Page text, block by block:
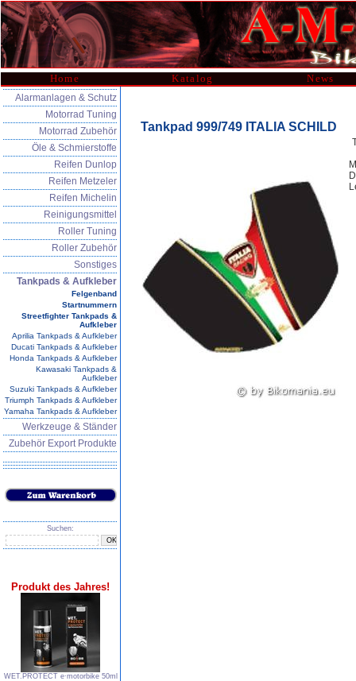
Home Katalog News
Alarmanlagen & Schutz
Motorrad Tuning
Motorrad Zubehör
Öle & Schmierstoffe
Reifen Dunlop
Reifen Metzeler
Reifen Michelin
Reinigungsmittel
Roller Tuning
Roller Zubehör
Sonstiges
Tankpads & Aufkleber
Felgenband
Startnummern
Streetfighter Tankpads &
Aufkleber
Aprilia Tankpads & Aufkleber
Ducati Tankpads & Aufkleber
Honda Tankpads & Aufkleber
Kawasaki Tankpads &
Aufkleber
Suzuki Tankpads & Aufkleber
Triumph Tankpads & Aufkleber
Yamaha Tankpads & Aufkleber
Werkzeuge & Ständer
Zubehör Export Produkte
Suchen:
Produkt des Jahres!
WET.PROTECT e∙motorbike 50ml
Tankpad 999/749 ITALIA SCHILD